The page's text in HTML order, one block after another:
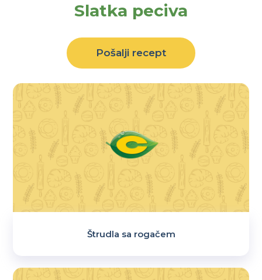
Slatka peciva
Pošalji recept
Štrudla sa rogačem